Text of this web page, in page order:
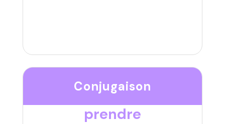
Conjugaison
prendre